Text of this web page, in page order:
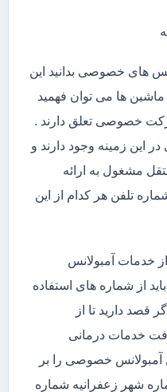
های خصوصی بدانید این
ها می توان فهمید
خصوصی تعلق دارند .
این زمینه وجود دارند و
مشغول به ارائه
تلفن هر کدام از این
از خدمات آمبولانس
از شماره های استفاده
قصد دارید تا از
خدمات درمانی
آمبولانس خصوصی را بر
شماره شهر زعفرانیه شماره